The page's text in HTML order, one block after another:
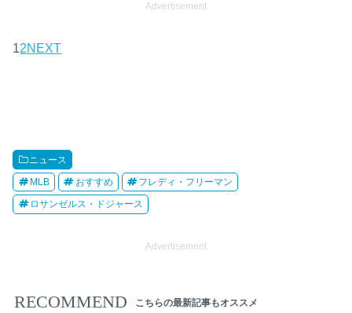
Advertisement
12NEXT
ニュース
MLB おすすめ フレディ・フリーマン
ロサンゼルス・ドジャース
Advertisement
RECOMMEND こちらの最新記事もオススメ